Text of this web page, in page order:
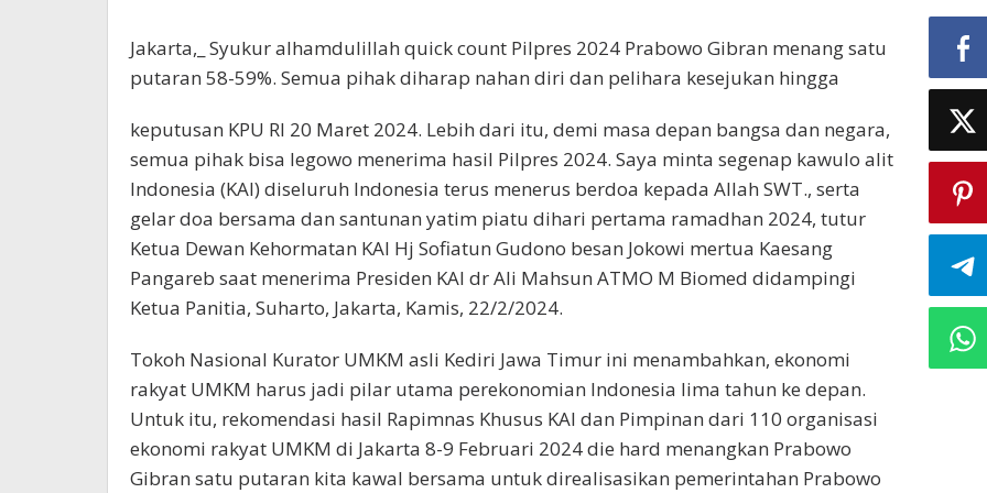
Jakarta,_ Syukur alhamdulillah quick count Pilpres 2024 Prabowo Gibran menang satu
putaran 58-59%. Semua pihak diharap nahan diri dan pelihara kesejukan hingga
keputusan KPU RI 20 Maret 2024. Lebih dari itu, demi masa depan bangsa dan negara,
semua pihak bisa legowo menerima hasil Pilpres 2024. Saya minta segenap kawulo alit
Indonesia (KAI) diseluruh Indonesia terus menerus berdoa kepada Allah SWT., serta
gelar doa bersama dan santunan yatim piatu dihari pertama ramadhan 2024, tutur
Ketua Dewan Kehormatan KAI Hj Sofiatun Gudono besan Jokowi mertua Kaesang
Pangareb saat menerima Presiden KAI dr Ali Mahsun ATMO M Biomed didampingi
Ketua Panitia, Suharto, Jakarta, Kamis, 22/2/2024.
Tokoh Nasional Kurator UMKM asli Kediri Jawa Timur ini menambahkan, ekonomi
rakyat UMKM harus jadi pilar utama perekonomian Indonesia lima tahun ke depan.
Untuk itu, rekomendasi hasil Rapimnas Khusus KAI dan Pimpinan dari 110 organisasi
ekonomi rakyat UMKM di Jakarta 8-9 Februari 2024 die hard menangkan Prabowo
Gibran satu putaran kita kawal bersama untuk direalisasikan pemerintahan Prabowo